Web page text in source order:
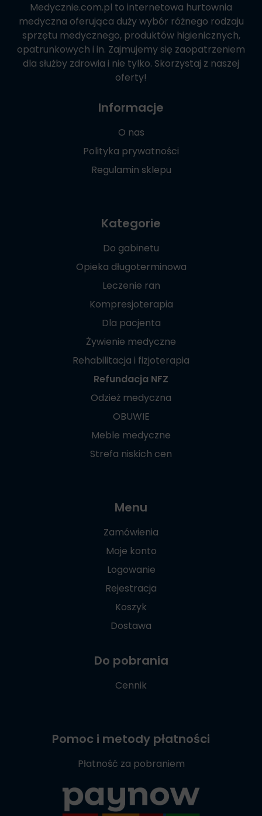
Medycznie.com.pl to internetowa hurtownia
medyczna oferująca duży wybór różnego rodzaju
sprzętu medycznego, produktów higienicznych,
opatrunkowych i in. Zajmujemy się zaopatrzeniem
dla służby zdrowia i nie tylko. Skorzystaj z naszej
oferty!
Informacje
O nas
Polityka prywatności
Regulamin sklepu
Kategorie
Do gabinetu
Opieka długoterminowa
Leczenie ran
Kompresjoterapia
Dla pacjenta
Żywienie medyczne
Rehabilitacja i fizjoterapia
Refundacja NFZ
Odzież medyczna
OBUWIE
Meble medyczne
Strefa niskich cen
Menu
Zamówienia
Moje konto
Logowanie
Rejestracja
Koszyk
Dostawa
Do pobrania
Cennik
Pomoc i metody płatności
Płatność za pobraniem